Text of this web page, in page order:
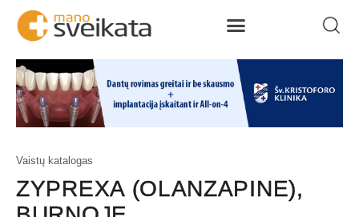
Vaistų katalogas
ZYPREXA (OLANZAPINE),